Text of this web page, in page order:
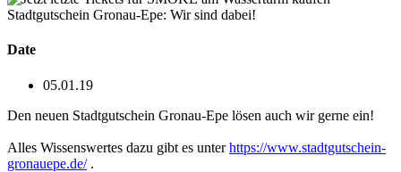
Stadtgutschein Gronau-Epe: Wir sind dabei!
Date
05.01.19
Den neuen Stadtgutschein Gronau-Epe lösen auch wir gerne ein!
Alles Wissenswertes dazu gibt es unterhttps://www.stadtgutschein-
gronauepe.de/.